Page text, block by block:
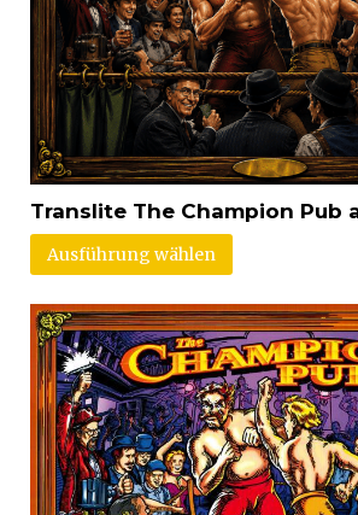
Translite The Champion Pub
Ausführung wählen